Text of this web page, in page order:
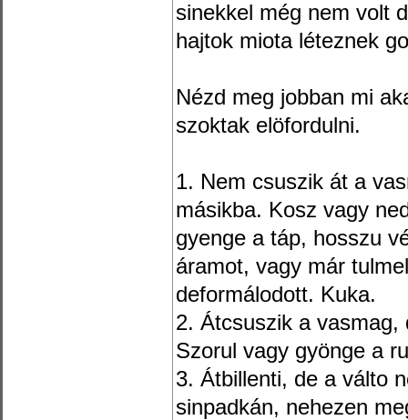
sinekkel még nem volt
hajtok miota léteznek
Nézd meg jobban mi
szoktak elöfordulni.
1. Nem csuszik át a
másikba. Kosz vagy
gyenge a táp, hosszu
áramot, vagy már
deformálodott. Kuka.
2. Átcsuszik a
Szorul vagy gyönge a
3. Átbillenti, de a válto
sinpadkán, nehezen